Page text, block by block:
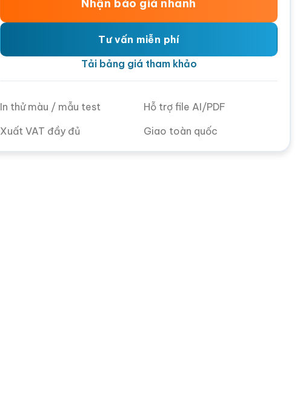
Nhận báo giá nhanh
Tư vấn miễn phí
Tải bảng giá tham khảo
In thử màu / mẫu test
Hỗ trợ file AI/PDF
Xuất VAT đầy đủ
Giao toàn quốc